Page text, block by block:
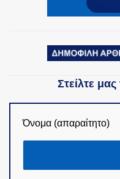
Στείλτε
Όνομα (απαραίτητο)